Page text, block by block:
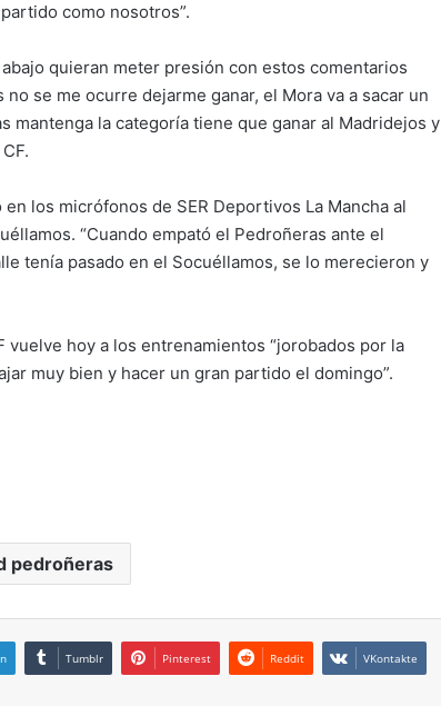
como nosotros”.
quieran meter presión con estos comentarios
se me ocurre dejarme ganar, el Mora va a sacar un
mantenga la categoría tiene que ganar al Madridejos y
los micrófonos de SER Deportivos La Mancha al
“Cuando empató el Pedroñeras ante el
tenía pasado en el Socuéllamos, se lo merecieron y
hoy a los entrenamientos “jorobados por la
muy bien y hacer un gran partido el domingo”.
pedroñeras
Tumblr Pinterest Reddit VKontakte